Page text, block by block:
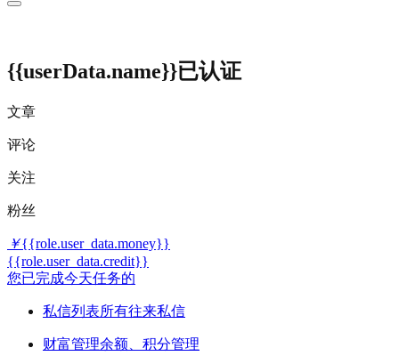
{{userData.name}}已认证
文章
评论
关注
粉丝
￥{{role.user_data.money}}
{{role.user_data.credit}}
您已完成今天任务的
私信列表所有往来私信
财富管理余额、积分管理